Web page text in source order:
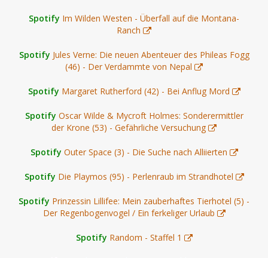
Spotify Im Wilden Westen - Überfall auf die Montana-
Ranch
Spotify Jules Verne: Die neuen Abenteuer des Phileas Fogg
(46) - Der Verdammte von Nepal
Spotify Margaret Rutherford (42) - Bei Anflug Mord
Spotify Oscar Wilde & Mycroft Holmes: Sonderermittler
der Krone (53) - Gefährliche Versuchung
Spotify Outer Space (3) - Die Suche nach Alliierten
Spotify Die Playmos (95) - Perlenraub im Strandhotel
Spotify Prinzessin Lillifee: Mein zauberhaftes Tierhotel (5) -
Der Regenbogenvogel / Ein ferkeliger Urlaub
Spotify Random - Staffel 1